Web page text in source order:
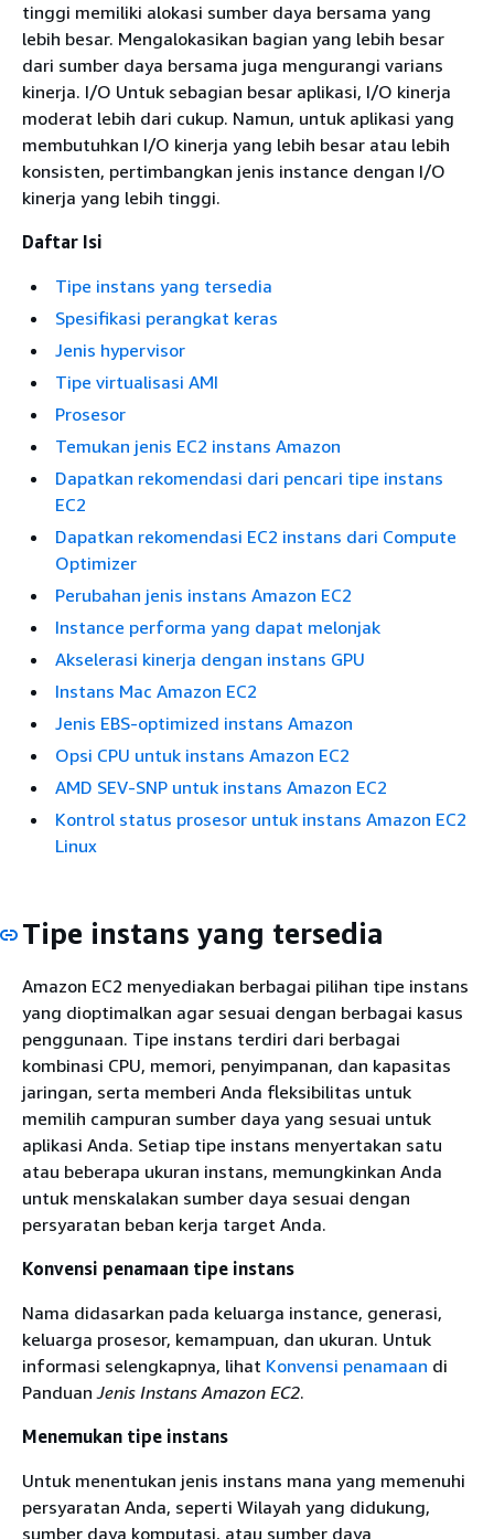
tinggi memiliki alokasi sumber daya bersama yang
lebih besar. Mengalokasikan bagian yang lebih besar
dari sumber daya bersama juga mengurangi varians
kinerja. I/O Untuk sebagian besar aplikasi, I/O kinerja
moderat lebih dari cukup. Namun, untuk aplikasi yang
membutuhkan I/O kinerja yang lebih besar atau lebih
konsisten, pertimbangkan jenis instance dengan I/O
kinerja yang lebih tinggi.
Daftar Isi
Tipe instans yang tersedia
Spesifikasi perangkat keras
Jenis hypervisor
Tipe virtualisasi AMI
Prosesor
Temukan jenis EC2 instans Amazon
Dapatkan rekomendasi dari pencari tipe instans
EC2
Dapatkan rekomendasi EC2 instans dari Compute
Optimizer
Perubahan jenis instans Amazon EC2
Instance performa yang dapat melonjak
Akselerasi kinerja dengan instans GPU
Instans Mac Amazon EC2
Jenis EBS-optimized instans Amazon
Opsi CPU untuk instans Amazon EC2
AMD SEV-SNP untuk instans Amazon EC2
Kontrol status prosesor untuk instans Amazon EC2
Linux
Tipe instans yang tersedia
Amazon EC2 menyediakan berbagai pilihan tipe instans
yang dioptimalkan agar sesuai dengan berbagai kasus
penggunaan. Tipe instans terdiri dari berbagai
kombinasi CPU, memori, penyimpanan, dan kapasitas
jaringan, serta memberi Anda fleksibilitas untuk
memilih campuran sumber daya yang sesuai untuk
aplikasi Anda. Setiap tipe instans menyertakan satu
atau beberapa ukuran instans, memungkinkan Anda
untuk menskalakan sumber daya sesuai dengan
persyaratan beban kerja target Anda.
Konvensi penamaan tipe instans
Nama didasarkan pada keluarga instance, generasi,
keluarga prosesor, kemampuan, dan ukuran. Untuk
informasi selengkapnya, lihat Konvensi penamaan di
PanduanJenis Instans Amazon EC2.
Menemukan tipe instans
Untuk menentukan jenis instans mana yang memenuhi
persyaratan Anda, seperti Wilayah yang didukung,
sumber daya komputasi, atau sumber daya